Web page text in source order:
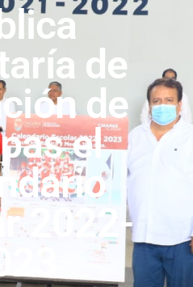
de
de
el
2022-